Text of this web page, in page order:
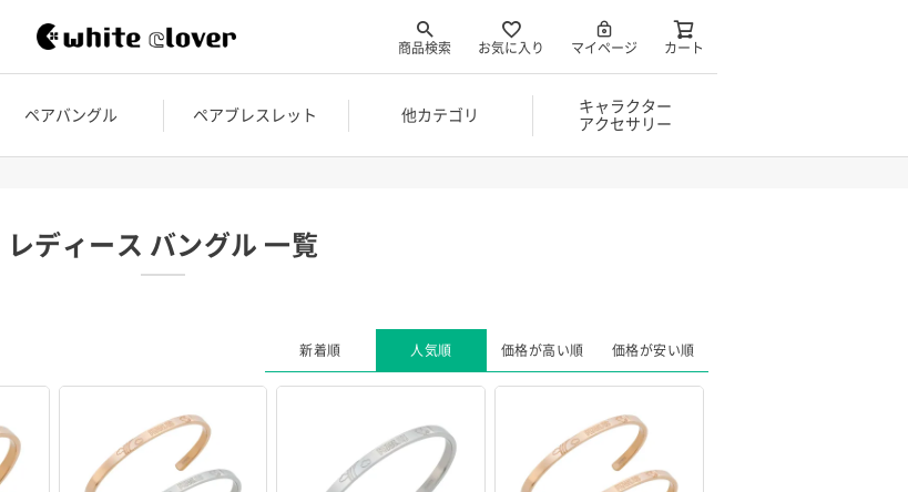
商品検索 お気に入り マイページ カート
ペアバングル ペアブレスレット 他カテゴリ
キャラクター
アクセサリー
レディース バングル 一覧
新着順 人気順 価格が高い順 価格が安い順